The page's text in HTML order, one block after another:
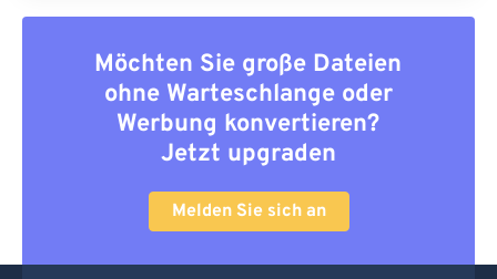
Möchten Sie große Dateien
ohne Warteschlange oder
Werbung konvertieren?
Jetzt upgraden
Melden Sie sich an